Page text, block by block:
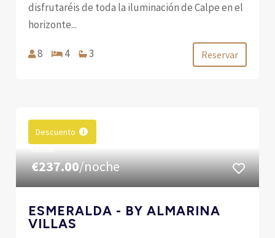
disfrutaréis de toda la iluminación de Calpe en el
horizonte...
8 4 3 Reservar
Descuento
€237.00/noche
ESMERALDA - BY ALMARINA
VILLAS